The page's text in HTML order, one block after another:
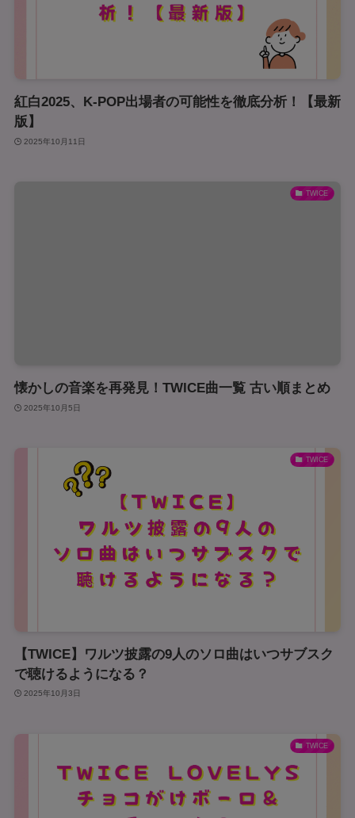
紅白2025、K-POP出場者の可能性を徹底分析！【最新
版】
2025年10月11日
TWICE
懐かしの音楽を再発見！TWICE曲一覧 古い順まとめ
2025年10月5日
TWICE
【TWICE】ワルツ披露の9人のソロ曲はいつサブスク
で聴けるようになる？
2025年10月3日
TWICE